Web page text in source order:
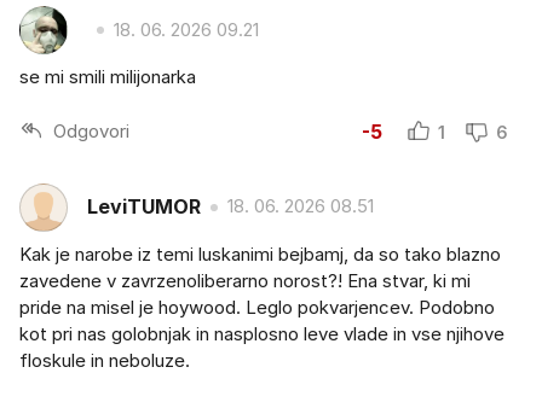
18. 06. 2026 09.21
se mi smili milijonarka
Odgovori -5 1 6
LeviTUMOR 18. 06. 2026 08.51
Kak je narobe iz temi luskanimi bejbamj, da so tako blazno
zavedene v zavrzenoliberarno norost?! Ena stvar, ki mi
pride na misel je hoywood. Leglo pokvarjencev. Podobno
kot pri nas golobnjak in nasplosno leve vlade in vse njihove
floskule in neboluze.